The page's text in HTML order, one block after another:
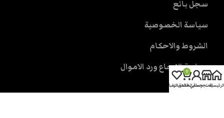
سجل بائع
سياسة الخصوصية
الشروط والاحكام
سياسة الارجاع ورد الاموال
الرئيسيةالمتجرحسابي
0
سلة المشتريات
قائمة الرغبات